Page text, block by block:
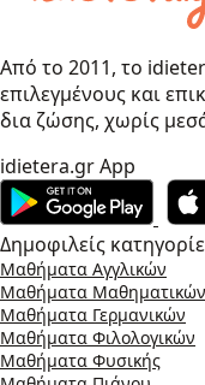
Από το 2011, το
επιλεγμένους και
δια ζώσης, χωρίς
idietera.gr App
Δημοφιλείς
Μαθήματα Αγγλικών
Μαθήματα Μαθηματικών
Μαθήματα Γερμανικών
Μαθήματα Φιλολογικών
Μαθήματα Φυσικής